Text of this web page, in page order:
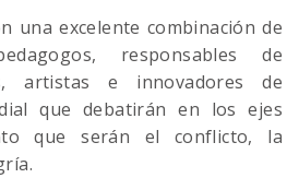
una excelente combinación de
responsables de
artistas e innovadores de
que debatirán en los ejes
que serán el conflicto, la